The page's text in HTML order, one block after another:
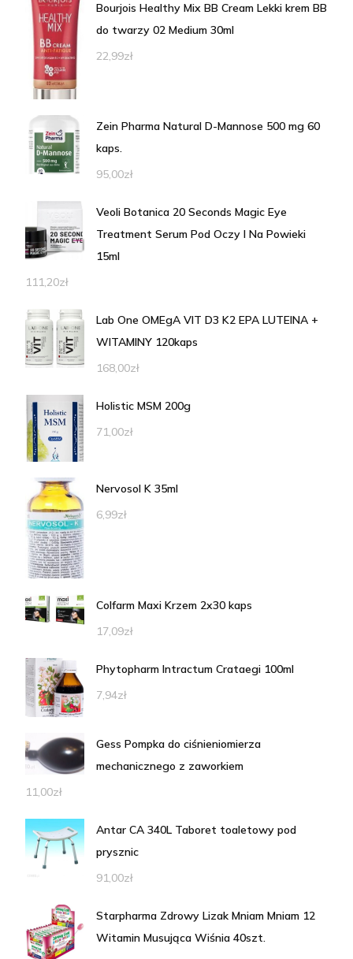
Bourjois Healthy Mix BB Cream Lekki krem BB
do twarzy 02 Medium 30ml
22,99zł
Zein Pharma Natural D-Mannose 500 mg 60
kaps.
95,00zł
Veoli Botanica 20 Seconds Magic Eye
Treatment Serum Pod Oczy I Na Powieki
15ml
111,20zł
Lab One OMEgA VIT D3 K2 EPA LUTEINA +
WITAMINY 120kaps
168,00zł
Holistic MSM 200g
71,00zł
Nervosol K 35ml
6,99zł
Colfarm Maxi Krzem 2x30 kaps
17,09zł
Phytopharm Intractum Crataegi 100ml
7,94zł
Gess Pompka do ciśnieniomierza
mechanicznego z zaworkiem
11,00zł
Antar CA 340L Taboret toaletowy pod
prysznic
91,00zł
Starpharma Zdrowy Lizak Mniam Mniam 12
Witamin Musująca Wiśnia 40szt.